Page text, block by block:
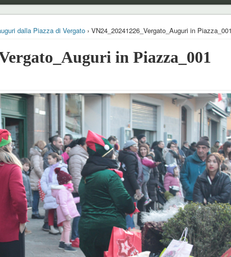
dalla Piazza di Vergato› VN24_20241226_Vergato_Auguri in Piazza_001
in Piazza_001